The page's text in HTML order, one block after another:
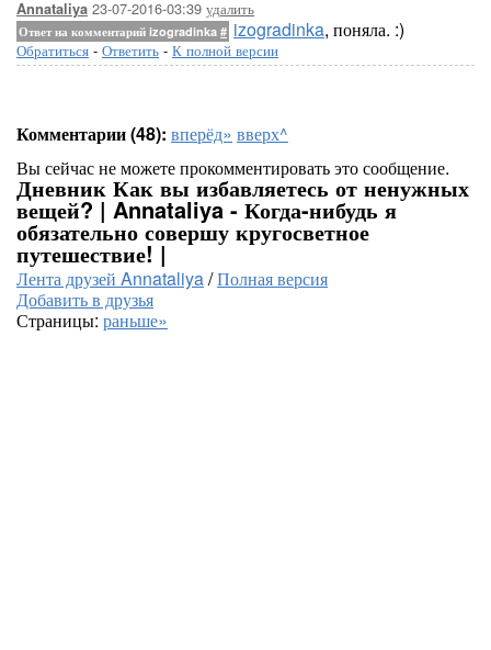
Annataliya 23-07-2016-03:39 удалить
Ответ на комментарий izogradinka # izogradinka, поняла. :)
Обратиться - Ответить - К полной версии
Комментарии (48): вперёд» вверх^
Вы сейчас не можете прокомментировать это сообщение.
Дневник Как вы избавляетесь от ненужных
вещей? | Annataliya - Когда-нибудь я
обязательно совершу кругосветное
путешествие! |
Лента друзей Annataliya/Полная версия
Добавить в друзья
Страницы: раньше»